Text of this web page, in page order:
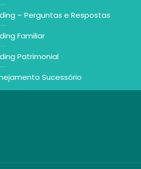
– Perguntas e Respostas
Familiar
Patrimonial
Sucessório